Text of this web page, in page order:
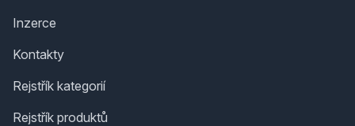
Inzerce
Kontakty
Rejstřík kategorií
Rejstřík produktů